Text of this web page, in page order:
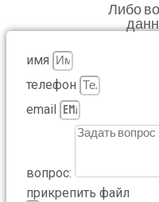
Либо
имя
телефон
email
вопрос:
прикрепить файл